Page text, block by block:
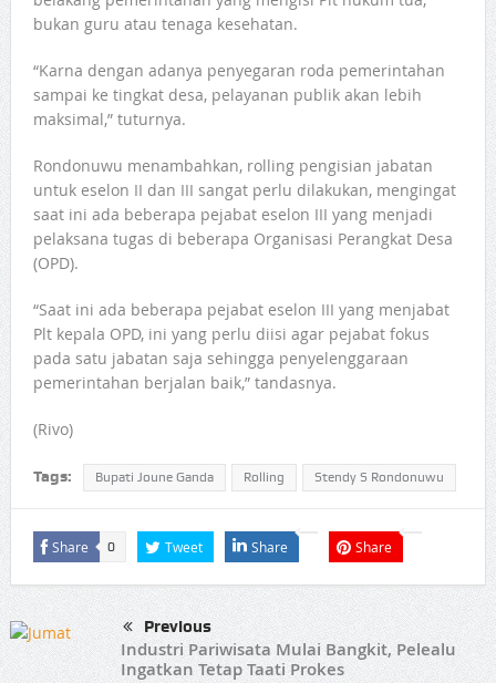
bukan guru atau tenaga kesehatan.
“Karna dengan adanya penyegaran roda pemerintahan
sampai ke tingkat desa, pelayanan publik akan lebih
maksimal,” tuturnya.
Rondonuwu menambahkan, rolling pengisian jabatan
untuk eselon II dan III sangat perlu dilakukan, mengingat
saat ini ada beberapa pejabat eselon III yang menjadi
pelaksana tugas di beberapa Organisasi Perangkat Desa
(OPD).
“Saat ini ada beberapa pejabat eselon III yang menjabat
Plt kepala OPD, ini yang perlu diisi agar pejabat fokus
pada satu jabatan saja sehingga penyelenggaraan
pemerintahan berjalan baik,” tandasnya.
(Rivo)
Tags: Bupati Joune Ganda Rolling Stendy S Rondonuwu
Share 0 Tweet Share Share
Previous
Industri Pariwisata Mulai Bangkit, Pelealu
Ingatkan Tetap Taati Prokes